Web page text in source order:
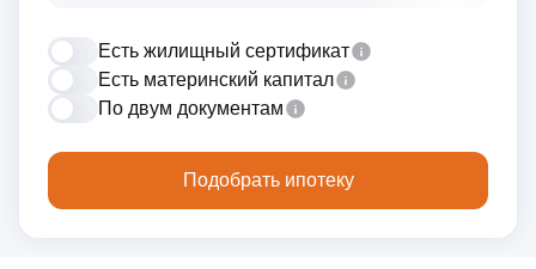
Есть жилищный сертификат
Есть материнский капитал
По двум документам
Подобрать ипотеку